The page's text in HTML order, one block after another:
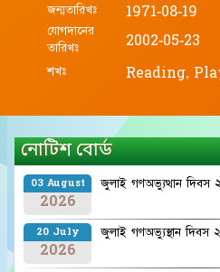
জন্মতারিখঃ
1971-08-19
যোগদানের
তারিখঃ
2002-05-23
শখঃ
Reading,
নোটিশ বোর্ড
03 August
2026
জুলাই গণঅভ্যুত্থান দিবস
20 July
2026
জুলাই গণঅভ্যুস্থান দিবস